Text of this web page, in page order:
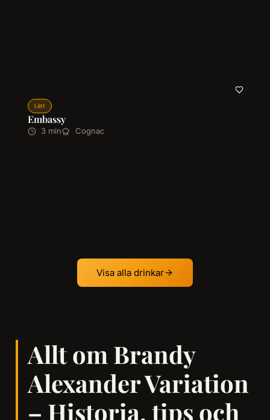
Lätt
Embassy
3 min Cognac
Visa alla drinkar
Allt om Brandy
Alexander Variation
– Historia, tips och